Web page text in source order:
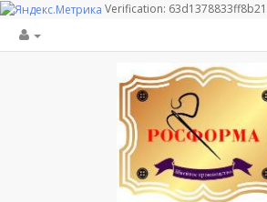
Verification: 63d1378833ff8b21